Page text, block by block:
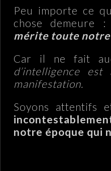
Peu importe ce
chose demeure :
mérite toute
Car il ne fait
d’intelligence
manifestation.
Soyons attentifs
notre époque qui